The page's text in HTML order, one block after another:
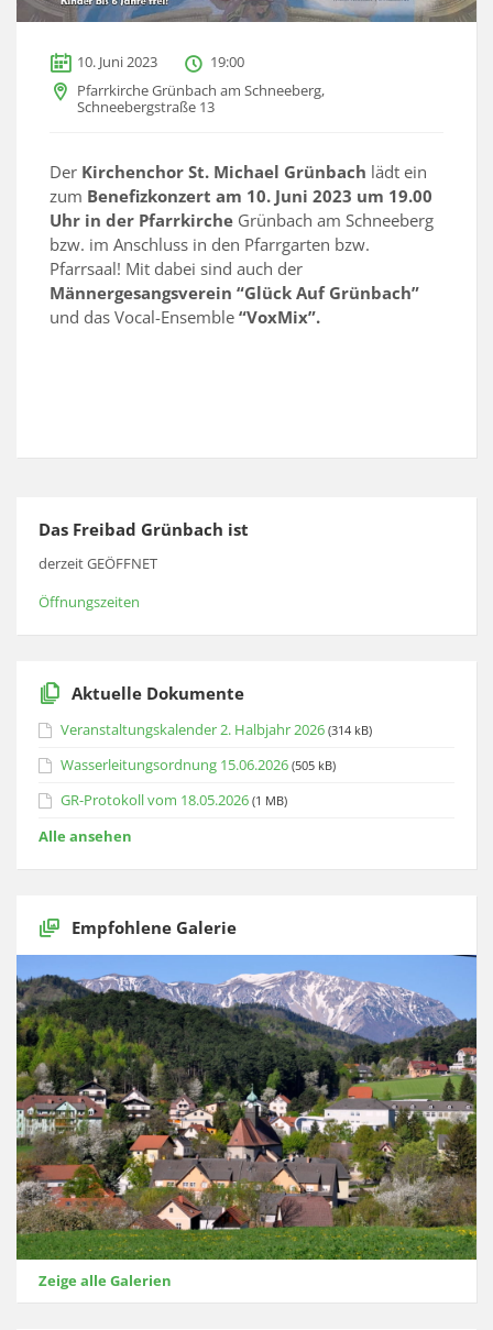
10. Juni 2023
19:00
Pfarrkirche Grünbach am Schneeberg,
Schneebergstraße 13
Der Kirchenchor St. Michael Grünbach lädt ein
zum Benefizkonzert am 10. Juni 2023 um 19.00
Uhr in der Pfarrkirche Grünbach am Schneeberg
bzw. im Anschluss in den Pfarrgarten bzw.
Pfarrsaal! Mit dabei sind auch der
Männergesangsverein “Glück Auf Grünbach”
und das Vocal-Ensemble “VoxMix”.
Das Freibad Grünbach ist
derzeit GEÖFFNET
Öffnungszeiten
Aktuelle Dokumente
Veranstaltungskalender 2. Halbjahr 2026 (314 kB)
Wasserleitungsordnung 15.06.2026 (505 kB)
GR-Protokoll vom 18.05.2026 (1 MB)
Alle ansehen
Empfohlene Galerie
Zeige alle Galerien